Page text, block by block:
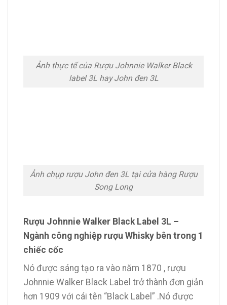
Ảnh thực tế của Rượu Johnnie Walker Black
label 3L hay John đen 3L
Ảnh chụp rượu John đen 3L tại cửa hàng Rượu
Song Long
Rượu Johnnie Walker Black Label 3L –
Ngành công nghiệp rượu Whisky bên trong 1
chiếc cốc
Nó được sáng tạo ra vào năm 1870 , rượu
Johnnie Walker Black Label trở thành đơn giản
hơn 1909 với cái tên “Black Label” .Nó được